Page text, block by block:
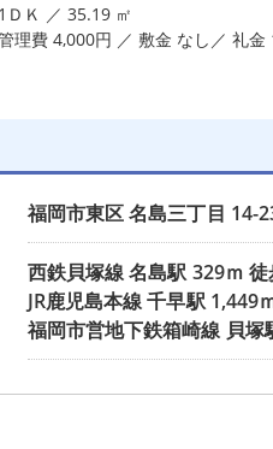
1ＤＫ ／ 35.19 ㎡
理費 4,000円 ／ 敷金 なし／ 礼金
福岡市東区名島三丁目 14-
西鉄貝塚線名島駅329ｍ 徒
JR鹿児島本線千早駅1,449
福岡市営地下鉄箱崎線 貝塚